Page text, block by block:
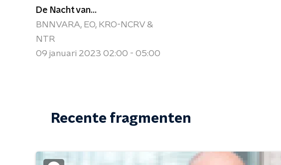
De Nacht van...
BNNVARA, EO, KRO-NCRV &
NTR
09 januari 2023 02:00 - 05:00
Recente fragmenten